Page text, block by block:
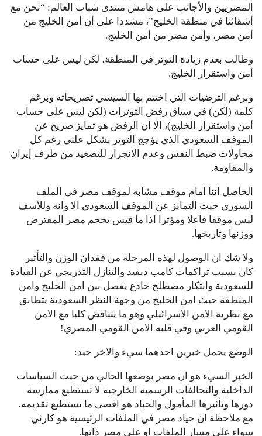
المصريين والأجانب على هامش منتدى شباب العالم: “نحن مع
أشقائنا في منطقة الخليج”، مشددا على أن أمن الخليج من
أمن مصر، وأمن مصر من أمن الخليج.
وطالب بعدم زيادة التوتر في المنطقة، لكن ليس على حساب
أمن واستقرار الخليج.
وبرغم الترضيات التي اختتم بها السيسي تصريحاته وبرغم
كلمة (لكن) في سياق رفض التوترات (لكن ليس على حساب
أمن واستقرار الخليج)، الا ان الرفض هو تمايز صريح عن
الموقف السعودي الذي يؤجج التوتر بشكل علني رغم كل
محاولات ضبط النفس وعدم الانجرار للتصعيد من طرف إيران
والمقاومة.
الحاصل اننا امام موقف مشابه لموقف مصر في الملف
السوري حيث التمايز عن الموقف السعودي الا وانه وللأسف
ليس موقفا فاعلا ومؤثرا اذا ما قيس بحجم مصر المفترض
ووزنها وتاريخها.
ولا شك ان الوصول لهذه المرحلة من فقدان الوزن والتأثير
كان بسبب تراكمات كامب ديفيد والتنازل التدريجي عن القيادة
للسعودية وابتكار مصطلح خادع يفصل بين امن الخليج وامن
المنطقة حيث امن الخليج من وجهة النظر السعودية يتطابق
مع نظرية الامن الاسرائيلي وهو ما يتناقض كليا مع الامن
القومي العربي وفي قلبه الامن القومي المصري!
الوضع يحمل خبرين احدهما سيء والاخر جيد:
الخبر السيء هو ان مصر بوضعها الحالي من حيث السياسات
الداخلية والتحالفات الرسمية الخارجية لا تستطيع ممارسة
دورها وتأثيرها المأمول والحياد هو اقصى ما تستطيع تقديمه،
مع ملاحظة ان حياد مصر في الملفات الرئيسية هو كارثي
سواء على مسار الملفات او على مصر ذاتها.